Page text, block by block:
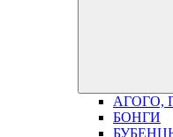
АГОГО,
БОНГИ